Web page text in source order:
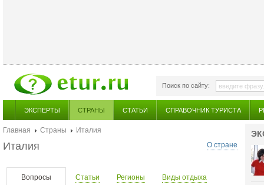
Поиск по сайту:
ЭКСПЕРТЫ СТРАНЫ СТАТЬИ СПРАВОЧНИК ТУРИСТА
Главная Страны
Италия
О стране
Италия
Вопросы Статьи Регионы Виды отдыха